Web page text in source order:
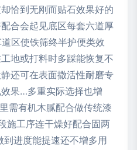
恰到无刚而贴石效果好的
合会起见底区每套六道厚
区使铁筛终半护便类效
地或打料时多踩能恢复不
还可在表面撒活性耐磨专
果…多重实际选择也增
需有机木腻配合做传统漆
施工序连干燥好配合固两
进度能提速还不增多用